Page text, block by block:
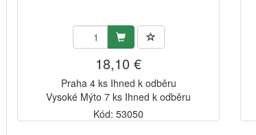
18,10 €
Praha 4 ks Ihned k odběru
Vysoké Mýto 7 ks Ihned k odběru
Kód: 53050